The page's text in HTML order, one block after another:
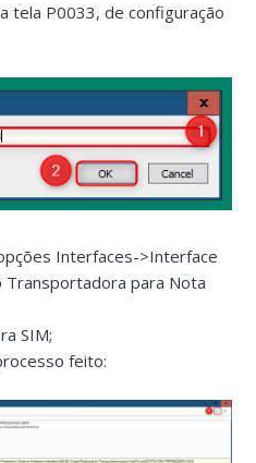
tela P0033, de configuração
Interfaces->Interface
Transportadora para Nota
SIM;
feito: